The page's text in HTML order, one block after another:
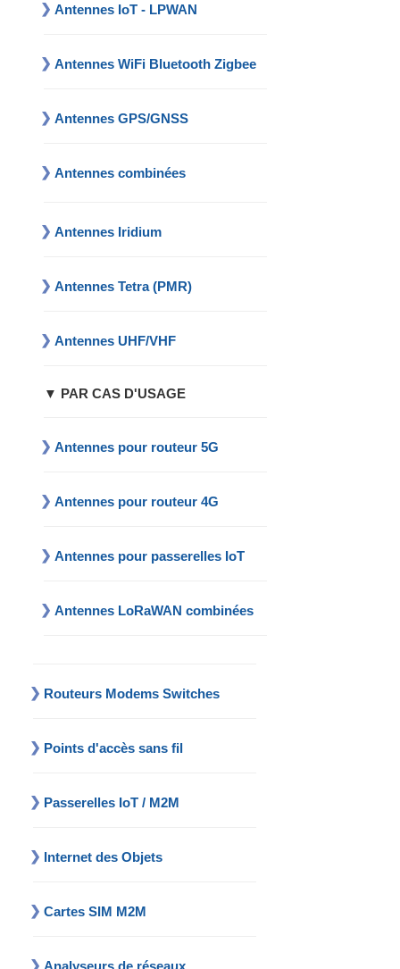
Antennes IoT - LPWAN
Antennes WiFi Bluetooth Zigbee
Antennes GPS/GNSS
Antennes combinées
Antennes Iridium
Antennes Tetra (PMR)
Antennes UHF/VHF
▼ PAR CAS D'USAGE
Antennes pour routeur 5G
Antennes pour routeur 4G
Antennes pour passerelles IoT
Antennes LoRaWAN combinées
Routeurs Modems Switches
Points d'accès sans fil
Passerelles IoT / M2M
Internet des Objets
Cartes SIM M2M
Analyseurs de réseaux